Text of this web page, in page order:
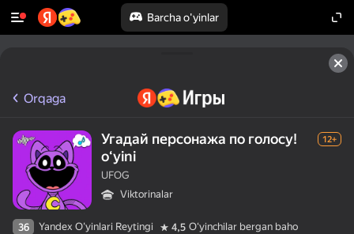
Barcha o'yinlar
Orqaga
Угадай персонажа по голосу!
oʻyini
12+
UFOG
Viktorinalar
36 Yandex O'yinlari Reytingi 4,5 Oʻyinchilar bergan baho